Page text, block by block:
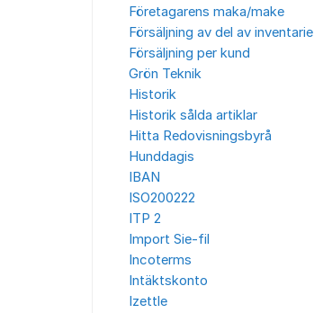
Företagarens maka/make
Försäljning av del av inventarie
Försäljning per kund
Grön Teknik
Historik
Historik sålda artiklar
Hitta Redovisningsbyrå
Hunddagis
IBAN
ISO200222
ITP 2
Import Sie-fil
Incoterms
Intäktskonto
Izettle